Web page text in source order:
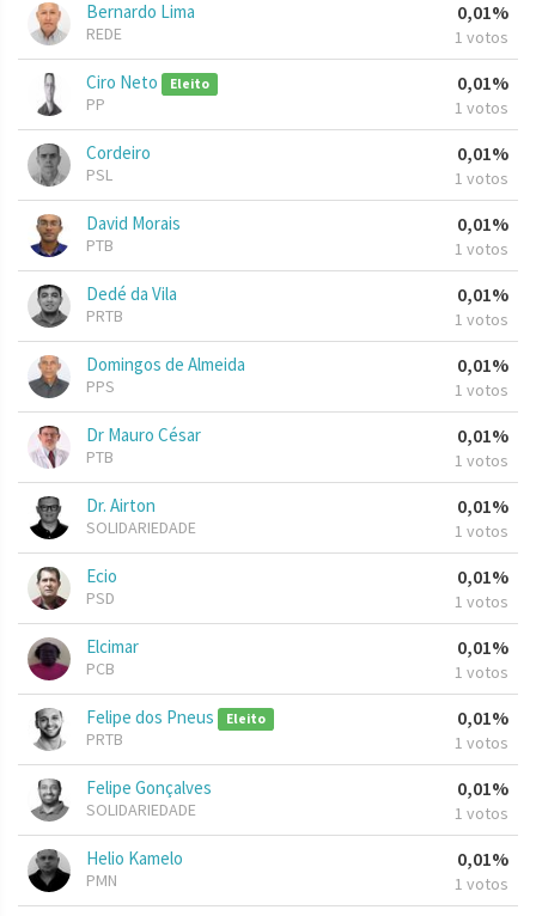
Bernardo Lima
REDE
0,01%
1 votos
Ciro Neto Eleito
PP
0,01%
1 votos
Cordeiro
PSL
0,01%
1 votos
David Morais
PTB
0,01%
1 votos
Dedé da Vila
PRTB
0,01%
1 votos
Domingos de Almeida
PPS
0,01%
1 votos
Dr Mauro César
PTB
0,01%
1 votos
Dr. Airton
SOLIDARIEDADE
0,01%
1 votos
Ecio
PSD
0,01%
1 votos
Elcimar
PCB
0,01%
1 votos
Felipe dos Pneus Eleito
PRTB
0,01%
1 votos
Felipe Gonçalves
SOLIDARIEDADE
0,01%
1 votos
Helio Kamelo
PMN
0,01%
1 votos